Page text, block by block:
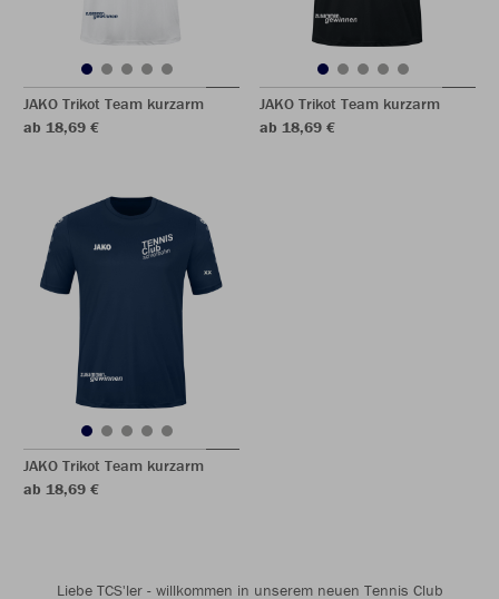
JAKO Trikot Team kurzarm
ab 18,69 €
JAKO Trikot Team kurzarm
ab 18,69 €
JAKO Trikot Team kurzarm
ab 18,69 €
Liebe TCS'ler - willkommen in unserem neuen Tennis Club